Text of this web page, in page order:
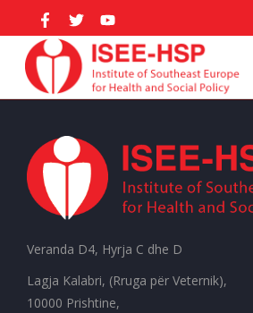
Veranda D4, Hyrja C dhe D
Lagja Kalabri, (Rruga për Veternik),
10000 Prishtine,